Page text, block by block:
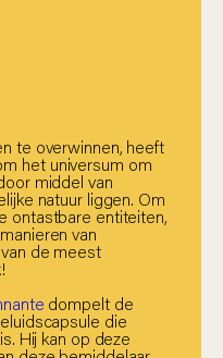
te overwinnen, heeft
het universum om
middel van
natuur liggen. Om
ontastbare entiteiten,
van
de meest
dompelt de
die
Hij kan op deze